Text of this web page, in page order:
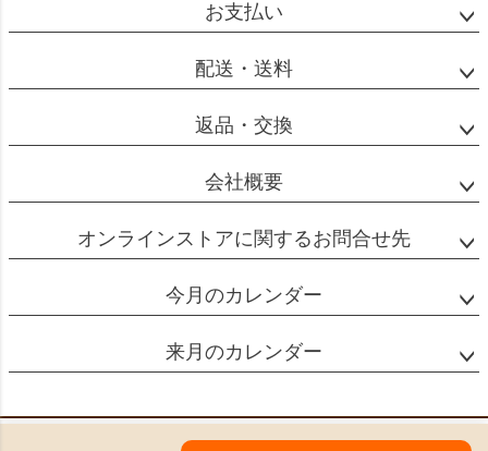
お支払い
配送・送料
返品・交換
会社概要
オンラインストアに関するお問合せ先
今月のカレンダー
来月のカレンダー
特定商取引法に基づく表示